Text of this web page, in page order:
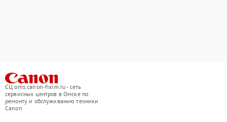
СЦ oms.canon-fixim.ru - сеть
сервисных центров в Омске по
ремонту и обслуживанию техники
Canon